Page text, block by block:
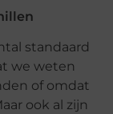
standaard
we weten
of omdat
ook al zijn